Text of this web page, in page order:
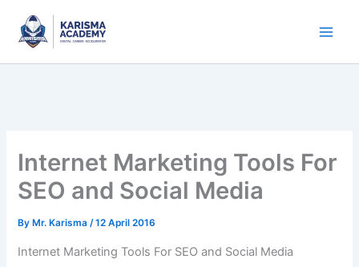
content
Internet Marketing Tools For
SEO and Social Media
By Mr. Karisma/12 April 2016
Internet Marketing Tools For SEO and Social Media